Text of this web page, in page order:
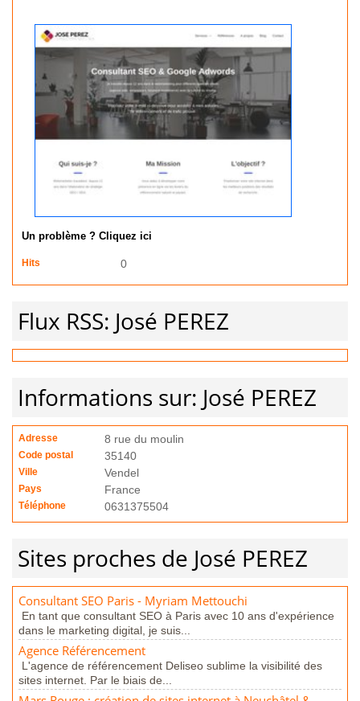
Un problème ? Cliquez ici
Hits 0
Flux RSS: José PEREZ
Informations sur: José PEREZ
Adresse 8 rue du moulin
Code postal 35140
Ville Vendel
Pays France
Téléphone 0631375504
Sites proches de José PEREZ
Consultant SEO Paris - Myriam Mettouchi
En tant que consultant SEO à Paris avec 10 ans d'expérience
dans le marketing digital, je suis...
Agence Référencement
L'agence de référencement Deliseo sublime la visibilité des
sites internet. Par le biais de...